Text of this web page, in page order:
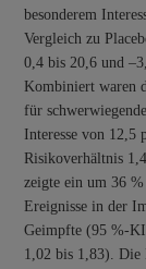
besonderem
Vergleich zu
0,4 bis 20,6 und
Kombiniert waren
für
Interesse von
Risikoverhältnis
zeigte ein um 36
Ereignisse in der
Geimpfte (95 %-
1,02 bis 1,83). Die